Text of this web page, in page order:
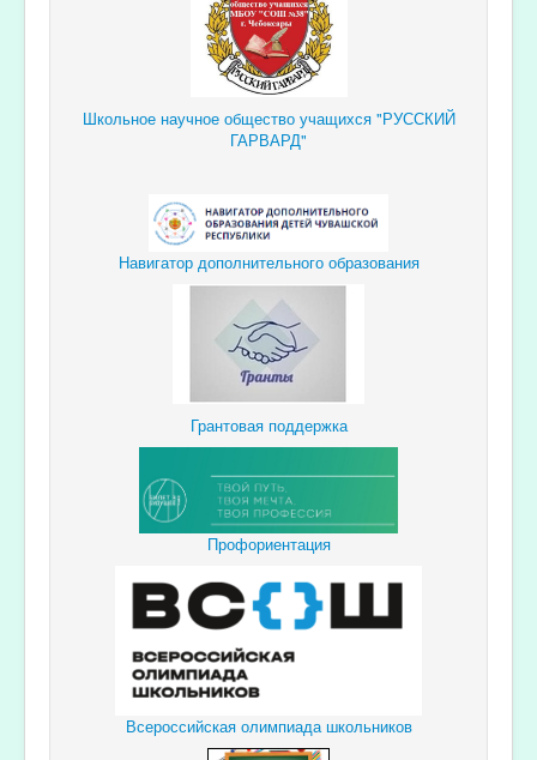
Школьное научное общество учащихся "РУССКИЙ
ГАРВАРД"
Навигатор дополнительного образования
Грантовая поддержка
Профориентация
Всероссийская олимпиада школьников